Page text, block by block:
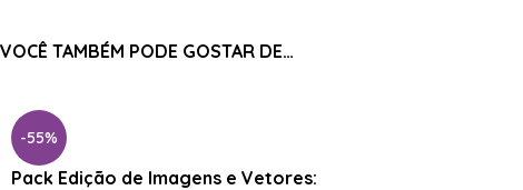
VOCÊ TAMBÉM PODE GOSTAR DE…
-55%
Pack Edição de Imagens e Vetores: